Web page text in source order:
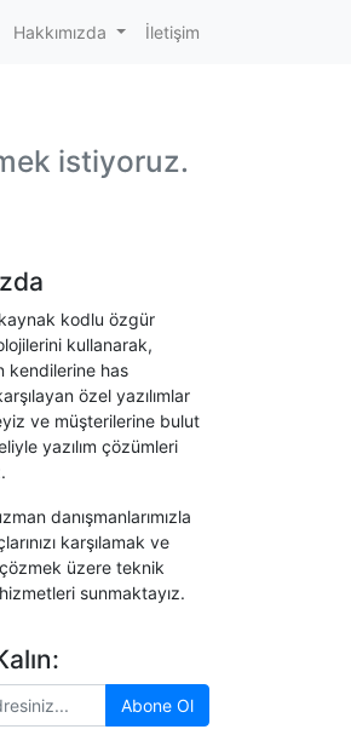
Hakkımızda İletişim
istiyoruz.
kodlu özgür
kullanarak,
kendilerine has
özel yazılımlar
ve müşterilerine bulut
yazılım çözümleri
danışmanlarımızla
karşılamak ve
çözmek üzere teknik
sunmaktayız.
Abone Ol